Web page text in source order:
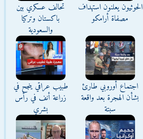
الحوثيون يعلنون استهداف
مصفاة أرامكو
تحالف عسكري بين
باكستان وتركيا
والسعودية
اجتماع أوروبي طارئ
بشأن الهجرة بعد واقعة
سبتة
طبيب عراقي ينجح في
زراعة أنف في رأس
بشري